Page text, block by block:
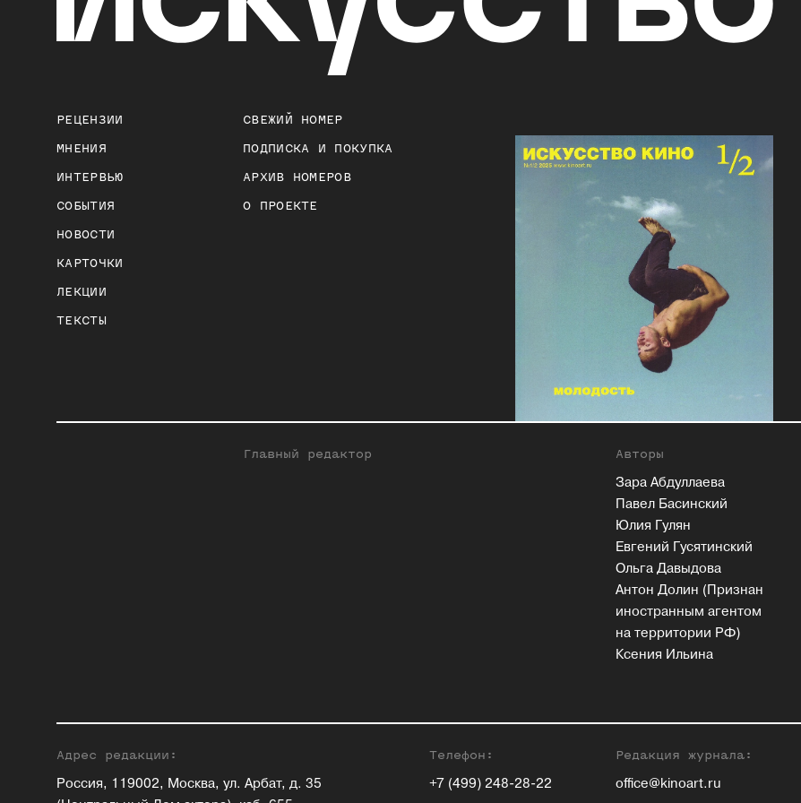
РЕЦЕНЗИИ
МНЕНИЯ
ИНТЕРВЬЮ
СОБЫТИЯ
НОВОСТИ
КАРТОЧКИ
ЛЕКЦИИ
ТЕКСТЫ
СВЕЖИЙ НОМЕР
ПОДПИСКА И ПОКУПКА
АРХИВ НОМЕРОВ
О ПРОЕКТЕ
Главный редактор Авторы
Зара Абдуллаева
Павел Басинский
Юлия Гулян
Евгений Гусятинский
Ольга Давыдова
Антон Долин (Признан
иностранным агентом
на территории РФ)
Ксения Ильина
Адрес редакции:
Россия, 119002, Москва, ул. Арбат, д. 35
Телефон:
+7 (499) 248-28-22
Редакция журнала:
office@kinoart.ru